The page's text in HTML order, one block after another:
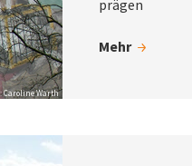
Caroline Warth
prägen
Mehr